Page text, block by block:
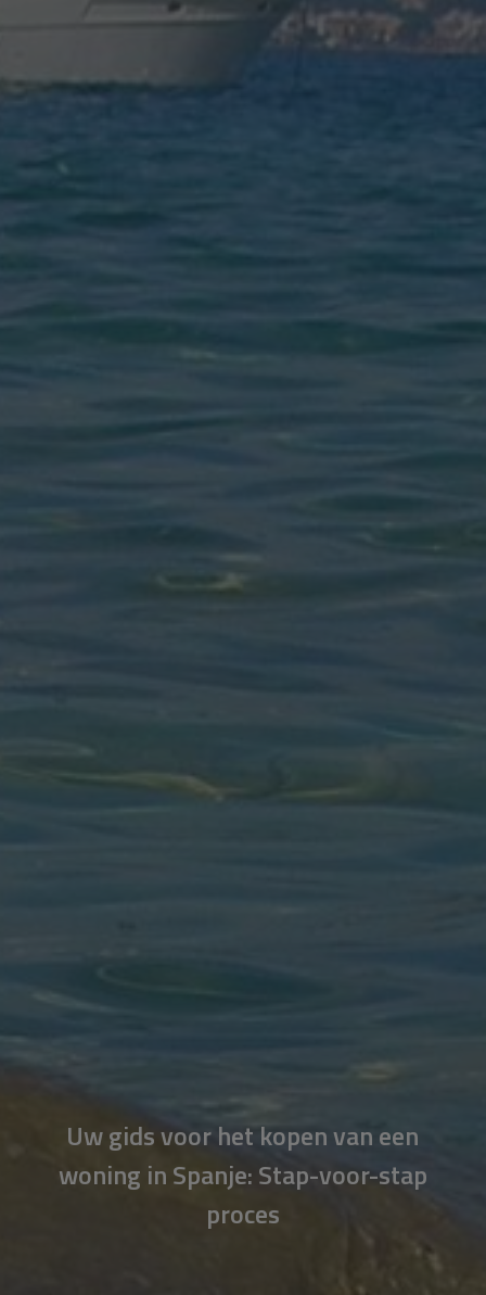
Uw gids voor het kopen van een
woning in Spanje: Stap-voor-stap
proces